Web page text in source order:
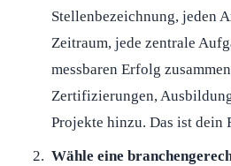
Stellenbezeichnung, jeden
Zeitraum, jede zentrale
messbaren Erfolg
Zertifizierungen,
Projekte hinzu. Das ist dein
Wähle eine